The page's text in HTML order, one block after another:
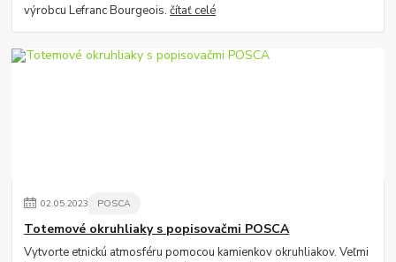
výrobcu Lefranc Bourgeois.čítať celé
02.05.2023 POSCA
Totemové okruhliaky s popisovačmi POSCA
Vytvorte etnickú atmosféru pomocou kamienkov okruhliakov. Veľmi